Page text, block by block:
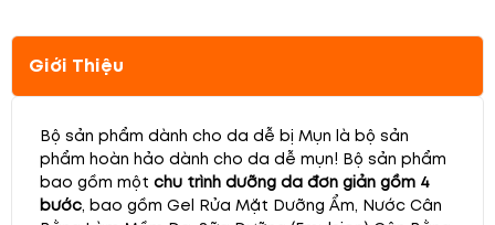
Giới Thiệu
Bộ sản phẩm dành cho da dễ bị Mụn là bộ sản
phẩm hoàn hảo dành cho da dễ mụn! Bộ sản phẩm
bao gồm một chu trình dưỡng da đơn giản gồm 4
bước, bao gồm Gel Rửa Mặt Dưỡng Ẩm, Nước Cân